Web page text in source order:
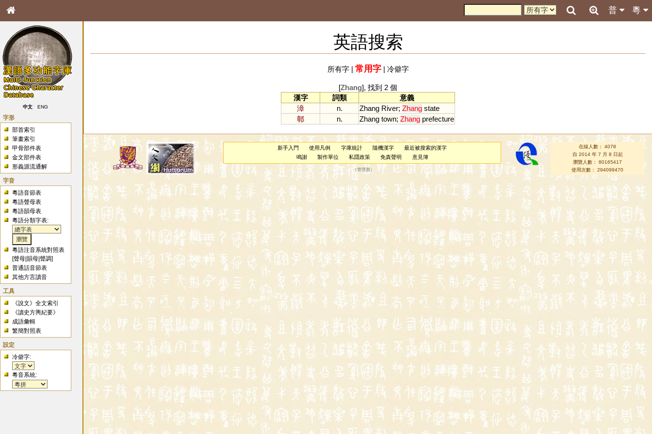
粵
普
中文 ENG
字形
部首索引
筆畫索引
甲骨部件表
金文部件表
形義源流通解
字音
粵語音節表
粵語聲母表
粵語韻母表
粵語分類字表:
粵語注音系統對照表
[聲母 |韻母 |聲調]
普通話音節表
其他方言讀音
工具
《說文》全文索引
《讀史方輿紀要》
成語彙輯
繁簡對照表
設定
冷僻字:
粵音系統:
英語搜索
所有字| 常用字| 冷僻字
[Zhang], 找到 2 個
漢字
詞類
意義
漳
n. Zhang River; Zhang state
鄣
n. Zhang town; Zhang prefecture
新手入門 使用凡例 字庫統計 隨機漢字
最近被搜索的漢字
鳴謝
製作單位 私隱政策 免責聲明 意見簿
（管理員 ）
在線人數： 4078
自 2014 年 7 月 8 日起
瀏覽人數： 80165417
使用次數： 294099470